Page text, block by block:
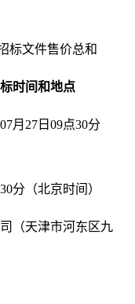
标文件售价总和
时间和地点
月27日09点30分
分（北京时间）
（天津市河东区九